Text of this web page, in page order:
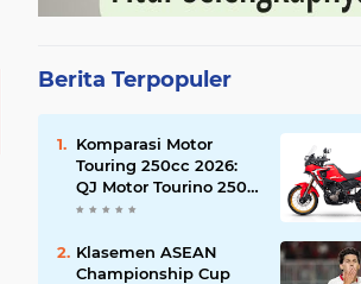
Berita Terpopuler
Komparasi Motor
Touring 250cc 2026:
QJ Motor Tourino 250
DX, Suzuki V-Strom
Versys-X 250?
Klasemen ASEAN
Championship Cup